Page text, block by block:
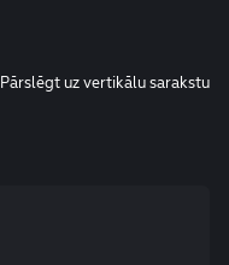
Pārslēgt uz vertikālu sarakstu